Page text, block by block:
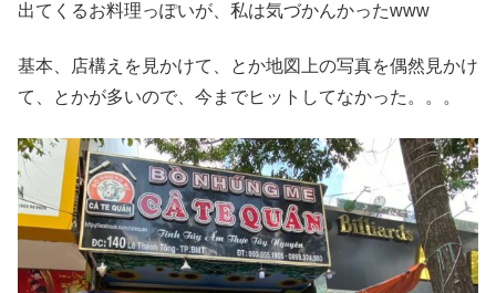
出てくるお料理っぽいが、私は気づかんかったwww
基本、店構えを見かけて、とか地図上の写真を偶然見かけ
て、とかが多いので、今までヒットしてなかった。。。